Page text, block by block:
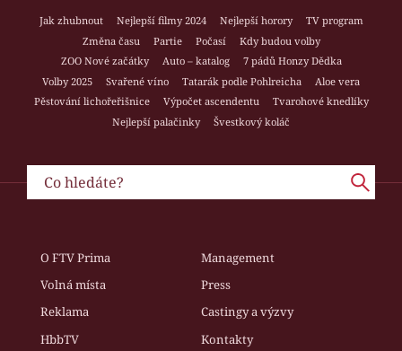
Jak zhubnout Nejlepší filmy 2024 Nejlepší horory
TV program
Změna času
Partie Počasí
Kdy budou volby
ZOO Nové začátky
Auto – katalog
7 pádů Honzy Dědka
Volby 2025
Svařené víno Tatarák podle Pohlreicha
Aloe vera
Pěstování lichořeřišnice
Výpočet ascendentu
Tvarohové knedlíky
Nejlepší palačinky
Švestkový koláč
O FTV Prima
Management
Volná místa
Press
Reklama
Castingy a výzvy
HbbTV
Kontakty